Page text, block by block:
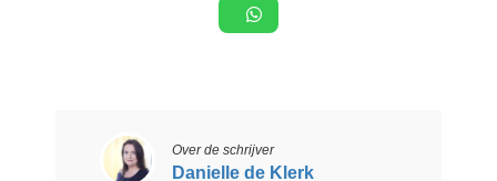
Over de schrijver
Danielle de Klerk